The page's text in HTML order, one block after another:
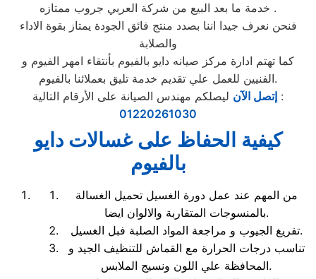
خدمة ما بعد البيع من شركة العربي جروب ممتازه .
فنحن نعرف جيدا اننا بصدد منتج فائق الجودة يمتاز بقوة الاداء
والصلابة
كما تهتم ادارة مركز صيانه دايو بالفيوم بأنتقاء امهر الفيوم و
الفنيين للعمل علي تقديم خدمة تليق بعملائنا بالفيوم.
إتصل الآن ليصلكم مهندس الصيانة على الأرقام التالية :
01220261030
كيفية الحفاظ على غسالات دايو
بالفيوم
من المهم عند عمل دورة الغسيل تحميل الغسالة
بالمنسوجات المتقاربة والالوان ايضا.
تفريغ الجيوب و مراجعة المواد الصلبة فبل الغسيل.
تناسب درجات الحرارة مع القماش للتنظيف الجيد و
المحافظة علي اللون ونسيج الملابس.